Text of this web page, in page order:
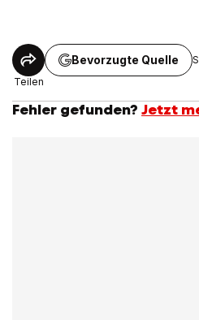
Teilen
Bevorzugte Quelle
Fehler gefunden? Jetzt